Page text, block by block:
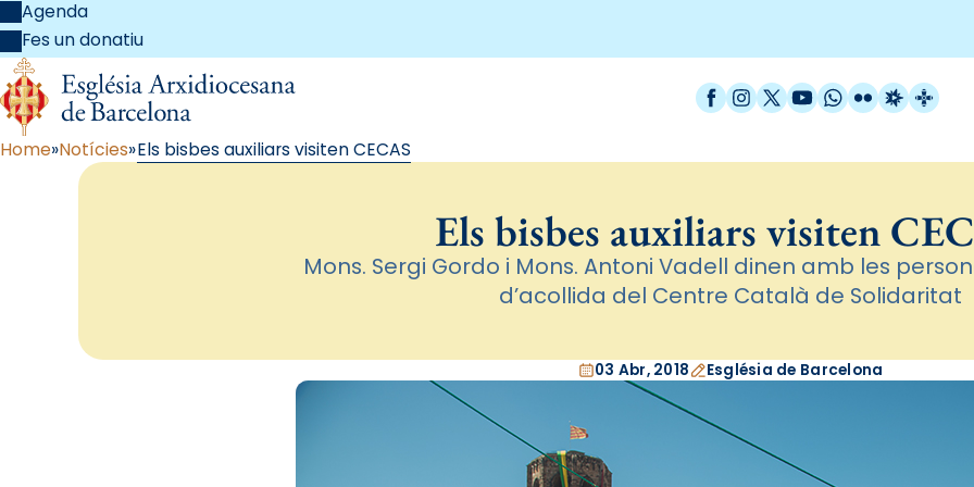
Agenda
Fes un donatiu
Facebook
Instagram
X / Twitter
YouTube
WhatsApp
FlickrRadio
Home Notícies Els bisbes auxiliars visiten CECAS
Els bisbes auxiliars visiten
Mons. Sergi Gordo i Mons. Antoni Vadell dinen amb les
d’acollida del Centre Català de Solidaritat
03 Abr, 2018 Església de Barcelona